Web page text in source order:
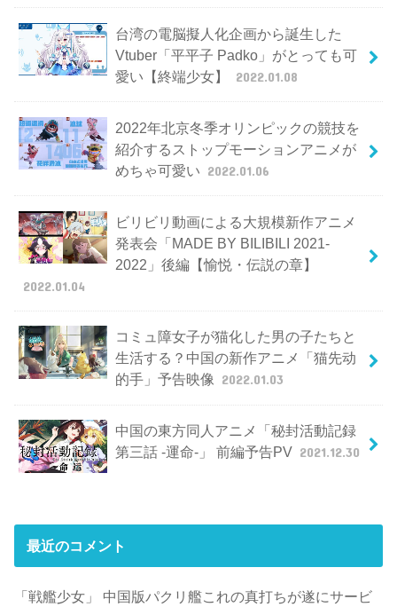
台湾の電脳擬人化企画から誕生した
Vtuber「平平子 Padko」がとっても可
愛い【終端少女】
2022.01.08
2022年北京冬季オリンピックの競技を
紹介するストップモーションアニメが
めちゃ可愛い 2022.01.06
ビリビリ動画による大規模新作アニメ
発表会「MADE BY BILIBILI 2021-
2022」後編【愉悦・伝説の章】
2022.01.04
コミュ障女子が猫化した男の子たちと
生活する？中国の新作アニメ「猫先动
的手」予告映像
2022.01.03
中国の東方同人アニメ「秘封活動記録
第三話 -運命-」 前編予告PV 2021.12.30
最近のコメント
「戦艦少女」 中国版パクリ艦これの真打ちが遂にサービ